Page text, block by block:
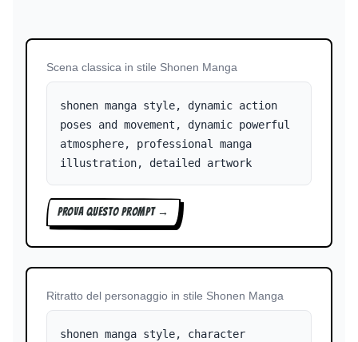
Scena classica in stile Shonen Manga
shonen manga style, dynamic action
poses and movement, dynamic powerful
atmosphere, professional manga
illustration, detailed artwork
PROVA QUESTO PROMPT →
Ritratto del personaggio in stile Shonen Manga
shonen manga style, character